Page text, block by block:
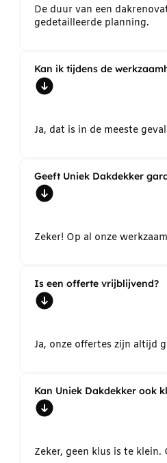
De duur van een
gedetailleerde planning.
Kan ik tijdens de
Ja, dat is in de meeste
Geeft Uniek Dakdekker
Zeker! Op al onze
Is een offerte vrijblijvend?
Ja, onze offertes zijn altijd
Kan Uniek Dakdekker ook
Zeker, geen klus is te